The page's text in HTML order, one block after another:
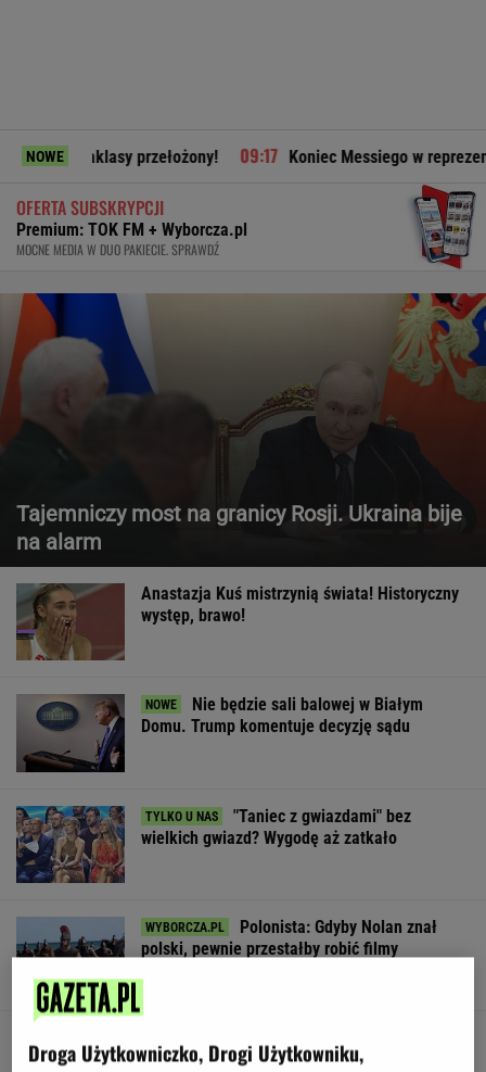
NOWE
przełożony! Koniec Messiego w reprezentacji?
OFERTA SUBSKRYPCJI
Premium: TOK FM + Wyborcza.pl
MOCNE MEDIA W DUO PAKIECIE. SPRAWDŹ
Tajemniczy most na granicy Rosji. Ukraina bije
na alarm
Anastazja Kuś mistrzynią świata! Historyczny
występ, brawo!
Nie będzie sali balowej w Białym
Domu. Trump komentuje decyzję sądu
"Taniec z gwiazdami" bez
wielkich gwiazd? Wygodę aż zatkało
Polonista: Gdyby Nolan znał
polski, pewnie przestałby robić filmy
SUBSKRYPCJA
kontroli PiS. "Znalazł się w pułapce"
Droga Użytkowniczko, Drogi Użytkowniku,